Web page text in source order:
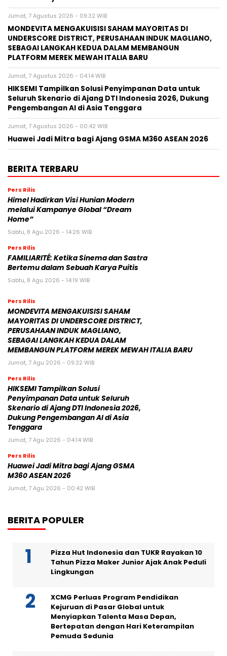
Jumat, 7 Agustus 2026 - 09:32 WIB
MONDEVITA MENGAKUISISI SAHAM MAYORITAS DI
UNDERSCORE DISTRICT, PERUSAHAAN INDUK MAGLIANO,
SEBAGAI LANGKAH KEDUA DALAM MEMBANGUN
PLATFORM MEREK MEWAH ITALIA BARU
Jumat, 7 Agustus 2026 - 04:14 WIB
HIKSEMI Tampilkan Solusi Penyimpanan Data untuk
Seluruh Skenario di Ajang DTI Indonesia 2026, Dukung
Pengembangan AI di Asia Tenggara
Jumat, 7 Agustus 2026 - 00:42 WIB
Huawei Jadi Mitra bagi Ajang GSMA M360 ASEAN 2026
BERITA TERBARU
Pers Rilis
Himel Hadirkan Visi Hunian Modern
melalui Kampanye Global “Dream
Home”
Sabtu, 8 Agu 2026 - 14:26 WIB
Pers Rilis
FAMILIARITÉ: Ketika Sinema dan Sastra
Bertemu dalam Sebuah Karya Puitis
Sabtu, 8 Agu 2026 - 14:19 WIB
Pers Rilis
MONDEVITA MENGAKUISISI SAHAM
MAYORITAS DI UNDERSCORE DISTRICT,
PERUSAHAAN INDUK MAGLIANO,
SEBAGAI LANGKAH KEDUA DALAM
MEMBANGUN PLATFORM MEREK MEWAH ITALIA BARU
Jumat, 7 Agu 2026 - 09:32 WIB
Pers Rilis
HIKSEMI Tampilkan Solusi
Penyimpanan Data untuk Seluruh
Skenario di Ajang DTI Indonesia 2026,
Dukung Pengembangan AI di Asia
Tenggara
Jumat, 7 Agu 2026 - 04:14 WIB
Pers Rilis
Huawei Jadi Mitra bagi Ajang GSMA
M360 ASEAN 2026
Jumat, 7 Agu 2026 - 00:42 WIB
BERITA POPULER
Pizza Hut Indonesia dan TUKR Rayakan 10
Tahun Pizza Maker Junior Ajak Anak Peduli
Lingkungan
XCMG Perluas Program Pendidikan
Kejuruan di Pasar Global untuk
Menyiapkan Talenta Masa Depan,
Bertepatan dengan Hari Keterampilan
Pemuda Sedunia